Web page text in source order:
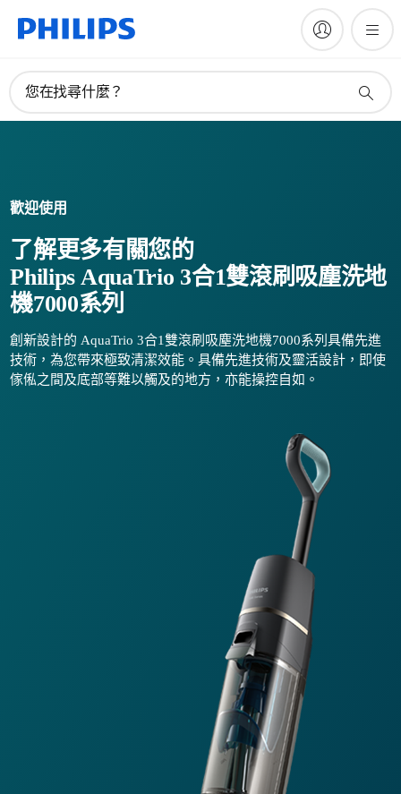
您在找尋什麼？
歡迎使用
了解更多有關您的
Philips AquaTrio 3合1雙滾刷吸塵洗地
機7000系列
創新設計的 AquaTrio 3合1雙滾刷吸塵洗地機7000系列具備先進
技術，為您帶來極致清潔效能。具備先進技術及靈活設計，即使
傢俬之間及底部等難以觸及的地方，亦能操控自如。